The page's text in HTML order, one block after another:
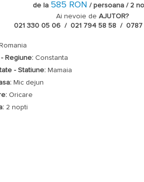
gratuita in cazul in care va fi de tip bufet
ani achita mic dejun 80 lei/zi;
ani achita mic dejun 80 lei/zi.
ani are gratuitate la cazare fara pat suplimentar
ani achita pat suplimentar pliabil obligatoriu,
ani se cazeaza doar in apartament sau camera
suplimentar.
de la 585 RON / persoana / 2
Ai nevoie de AJUTOR?
021 330 05 06 / 021 794 58 58 /
Romania
Regiune: Constanta
- Statiune: Mamaia
Mic dejun
Oricare
2 nopti